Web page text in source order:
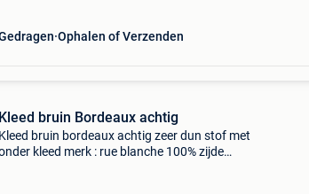
Ophalen of Verzenden
Kleed bruin Bordeaux achtig
Kleed bruin bordeaux achtig zeer dun stof met
kleed merk : rue blanche 100% zijde